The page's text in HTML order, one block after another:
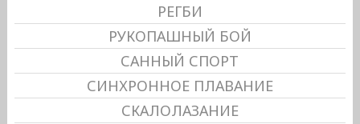
РЕГБИ
РУКОПАШНЫЙ БОЙ
САННЫЙ СПОРТ
СИНХРОННОЕ ПЛАВАНИЕ
СКАЛОЛАЗАНИЕ